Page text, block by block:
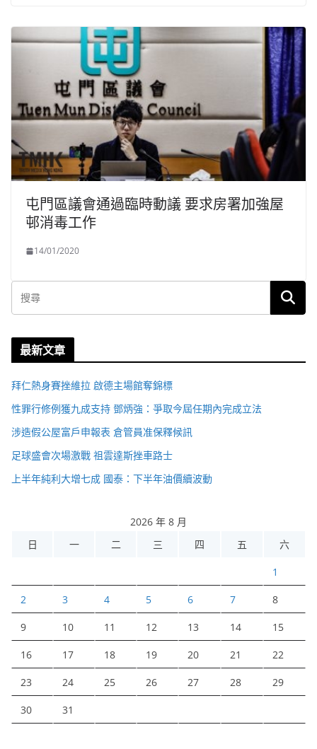
屯門區議會通過臨時動議 要求房署加強屋
邨消毒工作
14/01/2020
最新文章
拜仁熱身賽挫維拉 啟德主場館奪錦標
性罪行修例獲九成支持 鄧炳強：爭取今屆任期內完成立法
涉造假公屋富戶申報表 倉管員准保釋候訊
足球盛會次場激戰 祖雲達斯挫車路士
上半年純利大增七成 國泰：下半年油價續波動
2026 年 8 月
日
一 二 三 四 五 六
1
2 3 4 5 6 7 8
9 10 11 12 13 14 15
16 17 18 19 20 21 22
23 24 25 26 27 28 29
30 31